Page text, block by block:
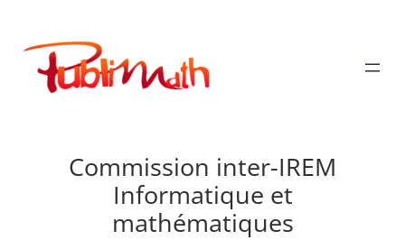
contenu
Publimath
Commission inter-IREM
Informatique et
mathématiques